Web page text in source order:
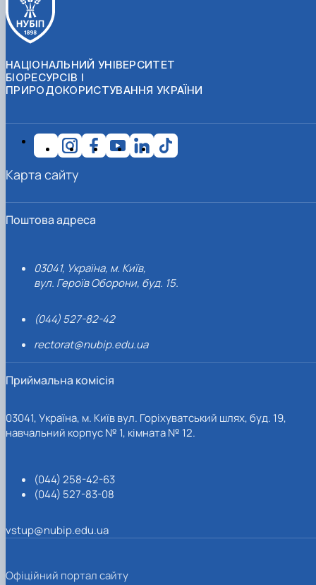
НАЦІОНАЛЬНИЙ УНІВЕРСИТЕТ
БІОРЕСУРСІВ І
ПРИРОДОКОРИСТУВАННЯ УКРАЇНИ
Поштова адреса
03041, Україна, м. Київ,
вул. Героїв Оборони, буд. 15.
(044) 527-82-42
rectorat@nubip.edu.ua
Приймальна комісія
03041, Україна, м. Київ вул. Горіхуватський шлях, буд. 19,
навчальний корпус № 1, кімната № 12.
(044) 258-42-63
(044) 527-83-08
vstup@nubip.edu.ua
Карта сайту
Офіційний портал сайту